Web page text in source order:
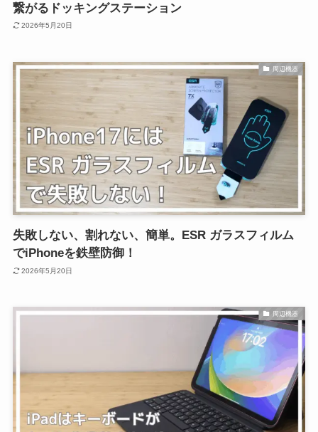
繋がるドッキングステーション
2026年5月20日
周辺機器
失敗しない、割れない、簡単。ESR ガラスフィルム
でiPhoneを鉄壁防御！
2026年5月20日
周辺機器